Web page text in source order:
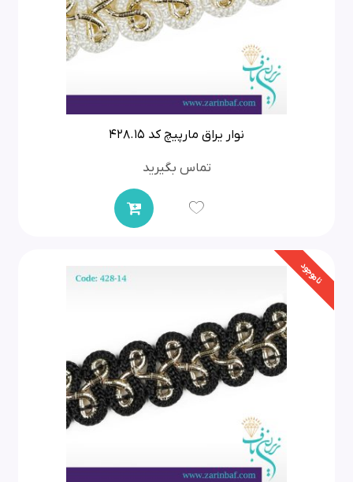
نوار یراق مارپیچ کد 428.15
تماس بگیرید
ناموجود